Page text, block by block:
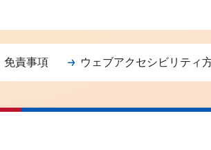
免責事項 ウェブアクセシビリティ